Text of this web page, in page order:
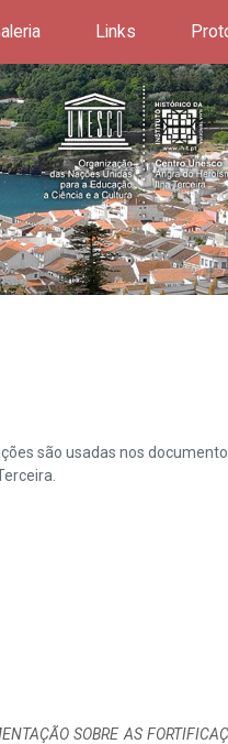
Links
são usadas nos
SOBRE AS